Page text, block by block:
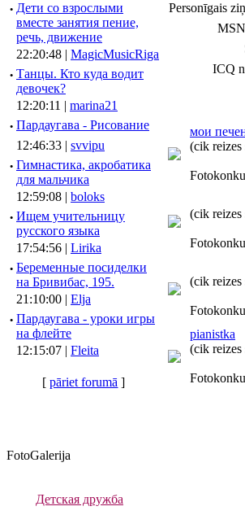
· Дети со взрослыми
вместе занятия пение,
речь, движение
22:20:48 | MagicMusicRiga
· Танцы. Кто куда водит
девочек?
12:20:11 | marina21
· Пардаугава - Рисование
12:46:33 | svvipu
· Гимнастика, акробатика
для мальчика
12:59:08 | boloks
· Ищем учительницу
русского языка
17:54:56 | Lirika
· Беременные посиделки
на Бривибас, 195.
21:10:00 | Elja
· Пардаугава - уроки игры
на флейте
12:15:07 | Fleita
[pāriet forumā ]
FotoGalerija
Детская дружба
Personīgais
ICQ
мои
(cik reizes
(cik reizes
(cik reizes
pianistka
(cik reizes